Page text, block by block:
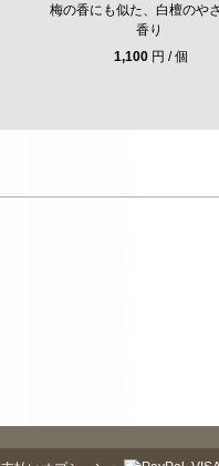
梅の香にも似た、白檀のや
香り
1,100円 / 個